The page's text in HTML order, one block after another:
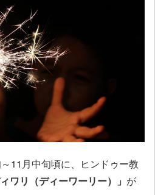
11月中旬頃に、ヒンドゥー教
ィワリ（ディーワーリー）」 が